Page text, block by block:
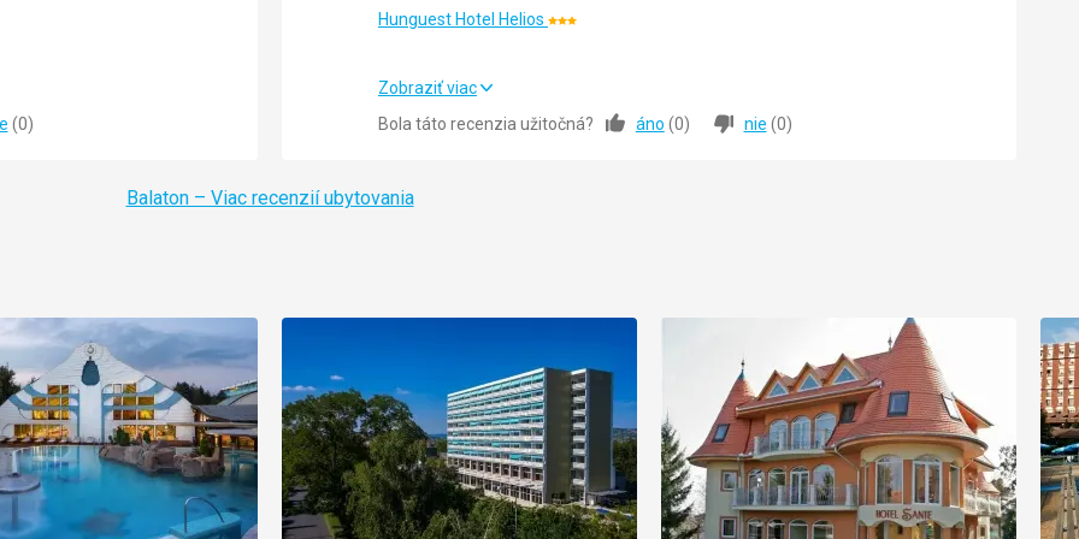
Google
(0)
Hunguest Hotel HeliosHodnotenie:
Strava
Okolie
Cena
Zobraziť viac
Bola táto recenzia užitočná?
áno (0) nie (0)
Balaton – Viac recenzií ubytovania